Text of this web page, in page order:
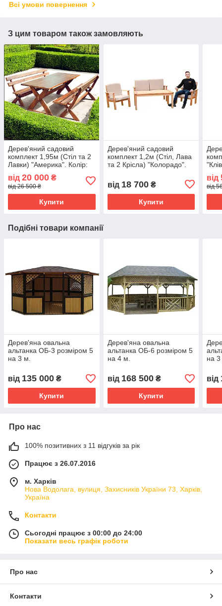
Всі умови повернення
З цим товаром також замовляють
Дерев'яний садовий
комплект 1,95м (Стіл та 2
Лавки) "Америка". Колір:
від 20 000 ₴
від 26 500 ₴
Купити
Дерев'яний садовий
комплект 1,2м (Стіл, Лава
та 2 Крісла) "Колорадо".
від 18 700₴
Купити
від
від
Подібні товари компанії
Дерев'яна овальна
альтанка ОБ-3 розміром 5
на 3 м.
від 135 000 ₴
Купити
Дерев'яна овальна
альтанка ОБ-6 розміром 5
на 4 м.
від 168 500₴
Купити
на
від
Про нас
100% позитивних з 11 відгуків за рік
Працює з 26.07.2016
м. Харків
Нова Водолага, вулиця, Захисників України 73, Харків,
Україна
Контакти
Сьогодні працює з 00:00 до 24:00
Показати весь графік роботи
Про нас
Контакти